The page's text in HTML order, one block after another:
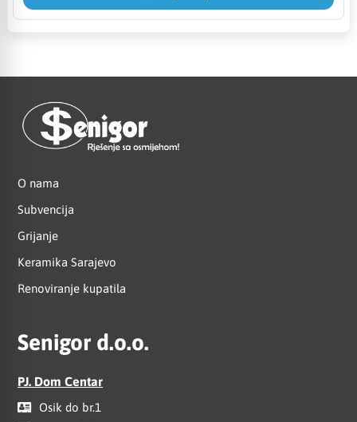
O nama
Subvencija
Grijanje
Keramika Sarajevo
Renoviranje kupatila
Senigor d.o.o.
PJ. Dom Centar
Osik do br.1